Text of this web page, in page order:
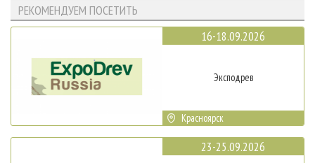
РЕКОМЕНДУЕМ ПОСЕТИТЬ
16-18.09.2026
Эксподрев
Красноярск
23-25.09.2026